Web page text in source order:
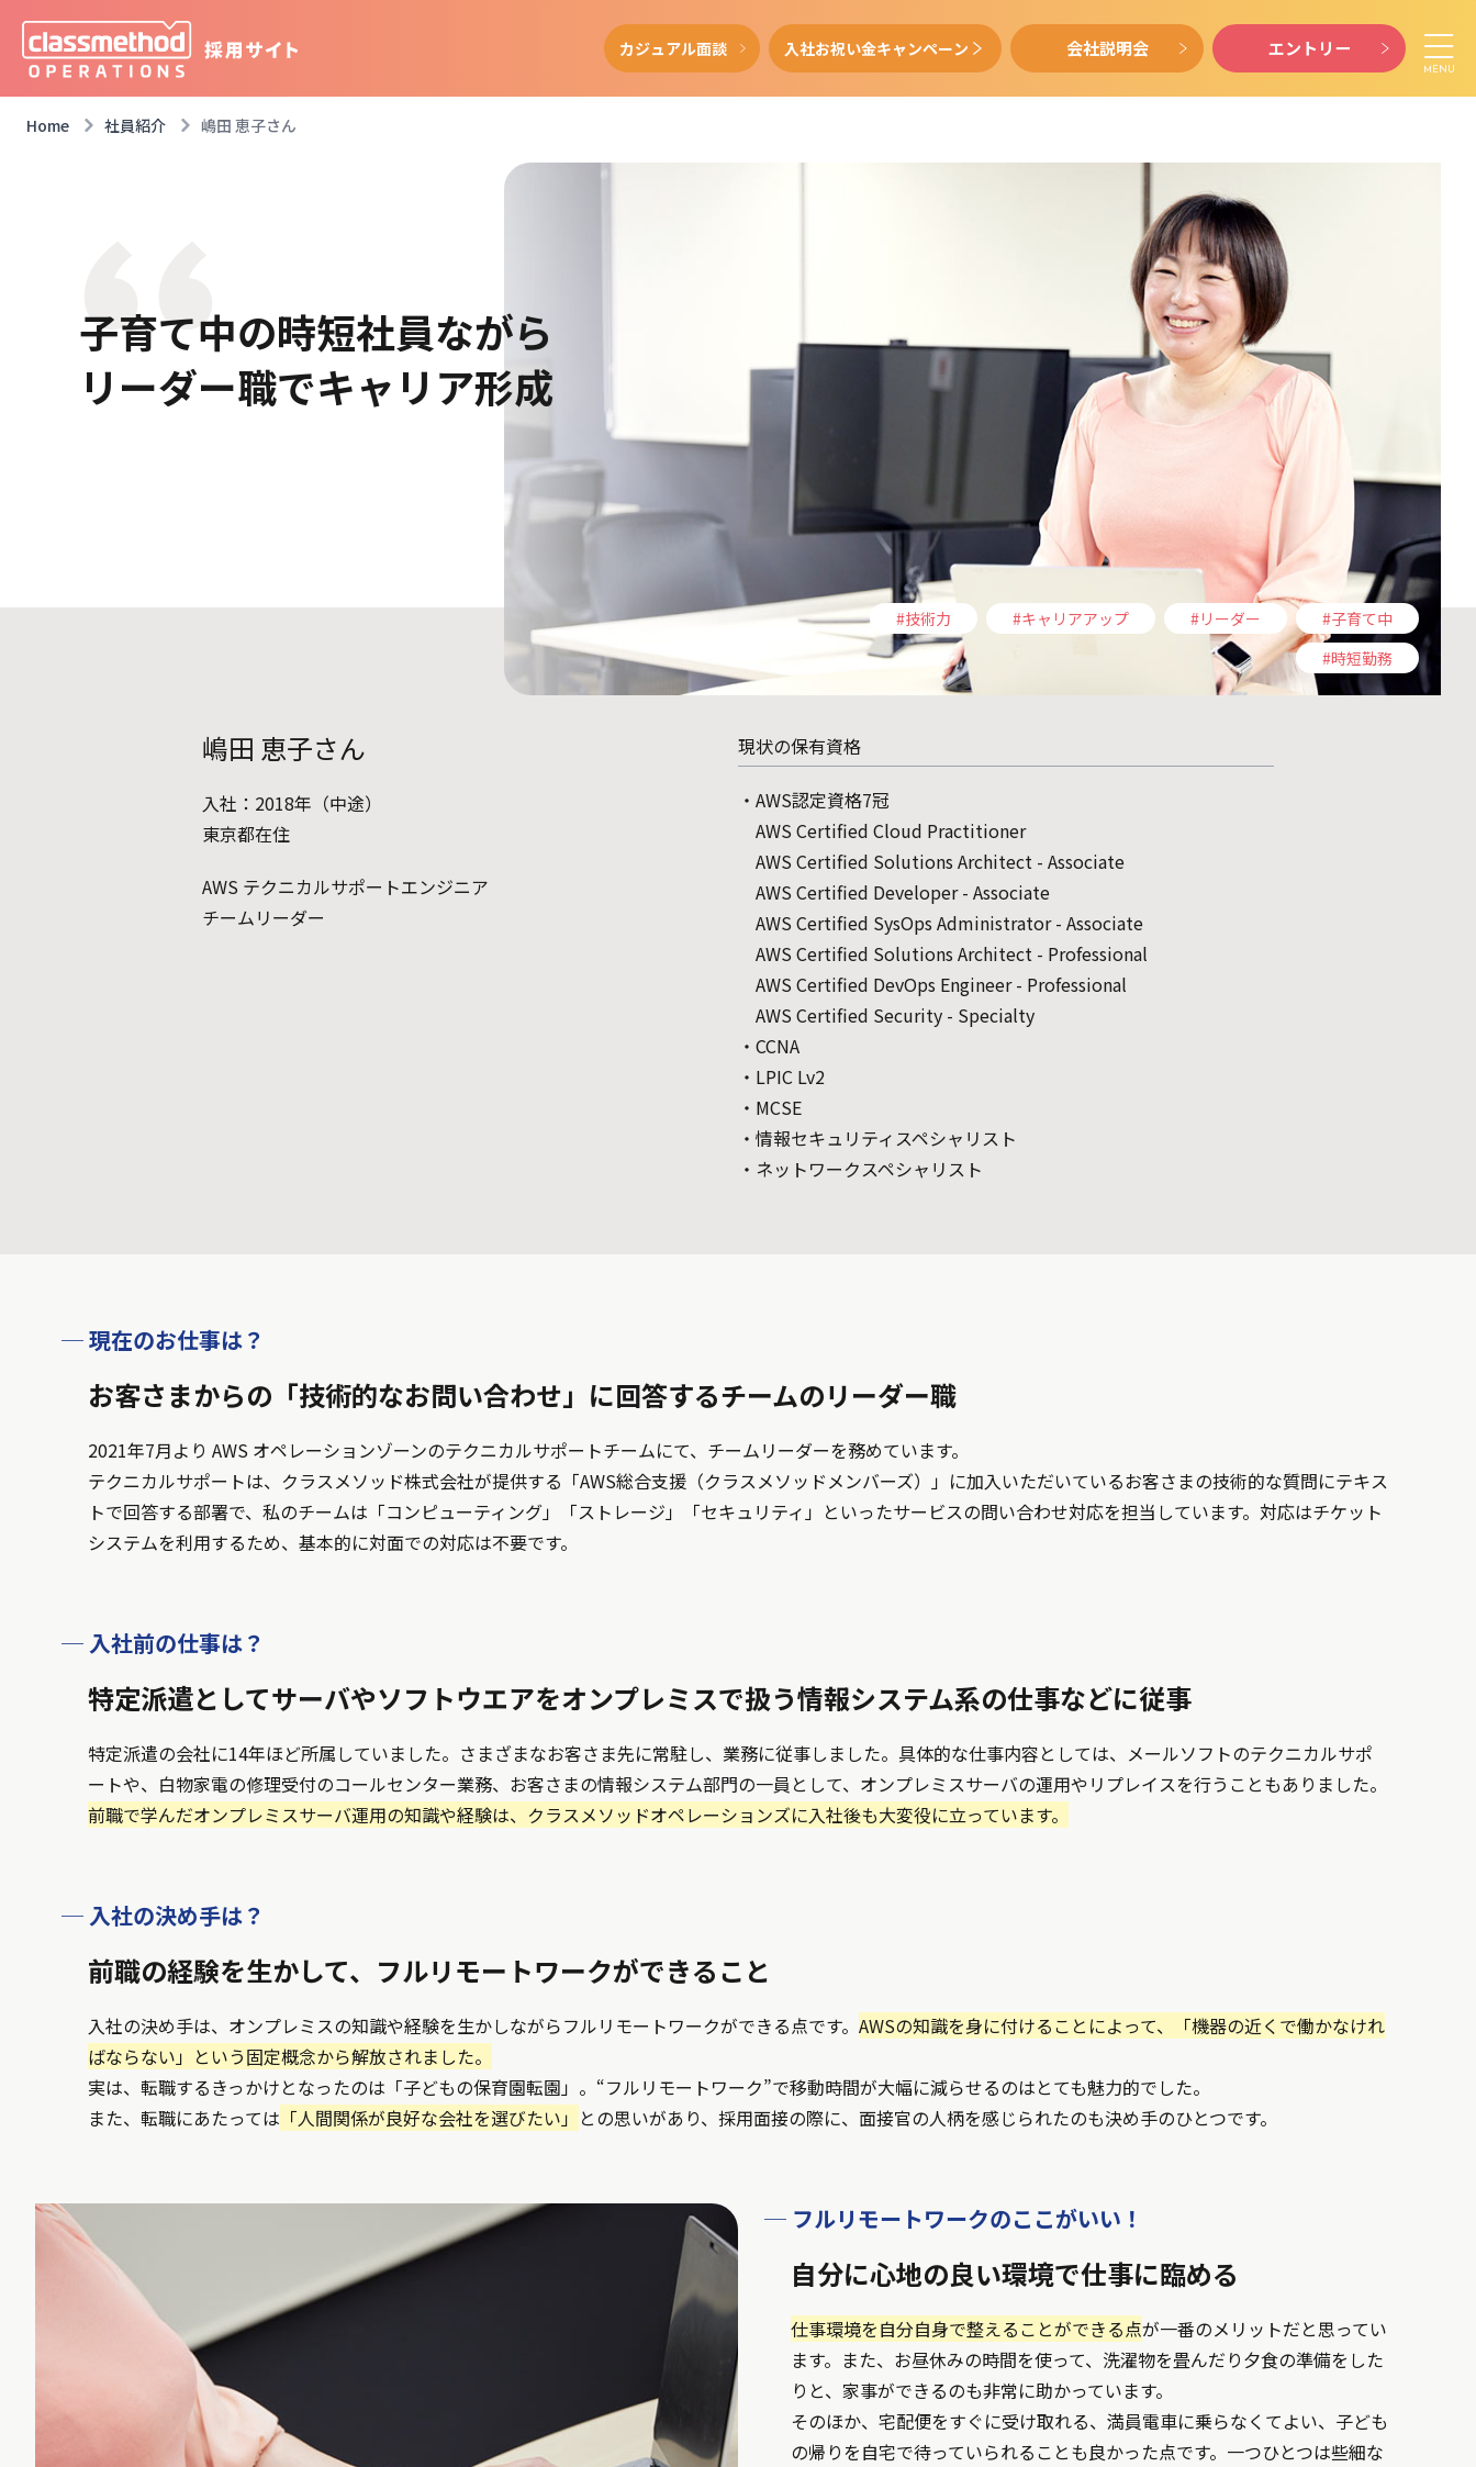
カジュアル面談 入社お祝い金キャンペーン 会社説明会 エントリー
Home 社員紹介 嶋田 恵子さん
子育て中の時短社員ながら
リーダー職でキャリア形成
#技術力 #キャリアアップ #リーダー
#子育て中
#時短勤務
嶋田 恵子さん
入社：2018年（中途）
東京都在住
AWS テクニカルサポートエンジニア
チームリーダー
現状の保有資格
・AWS認定資格7冠
AWS Certified Cloud Practitioner
AWS Certified Solutions Architect - Associate
AWS Certified Developer - Associate
AWS Certified SysOps Administrator - Associate
AWS Certified Solutions Architect - Professional
AWS Certified DevOps Engineer - Professional
AWS Certified Security - Specialty
・CCNA
・LPIC Lv2
・MCSE
・情報セキュリティスペシャリスト
・ネットワークスペシャリスト
─ 現在のお仕事は？
お客さまからの「技術的なお問い合わせ」に回答するチームのリーダー職
2021年7月より AWS オペレーションゾーンのテクニカルサポートチームにて、チームリーダーを務めています。
テクニカルサポートは、クラスメソッド株式会社が提供する「AWS総合支援（クラスメソッドメンバーズ）」に加入いただいているお客さまの技術的な質問にテキス
トで回答する部署で、私のチームは「コンピューティング」「ストレージ」「セキュリティ」といったサービスの問い合わせ対応を担当しています。対応はチケット
システムを利用するため、基本的に対面での対応は不要です。
─ 入社前の仕事は？
特定派遣としてサーバやソフトウエアをオンプレミスで扱う情報システム系の仕事などに従事
特定派遣の会社に14年ほど所属していました。さまざまなお客さま先に常駐し、業務に従事しました。具体的な仕事内容としては、メールソフトのテクニカルサポ
ートや、白物家電の修理受付のコールセンター業務、お客さまの情報システム部門の一員として、オンプレミスサーバの運用やリプレイスを行うこともありました。
前職で学んだオンプレミスサーバ運用の知識や経験は、クラスメソッドオペレーションズに入社後も大変役に立っています。
─ 入社の決め手は？
前職の経験を生かして、フルリモートワークができること
入社の決め手は、オンプレミスの知識や経験を生かしながらフルリモートワークができる点です。 AWSの知識を身に付けることによって、「機器の近くで働かなけれ
ばならない」という固定概念から解放されました。
実は、転職するきっかけとなったのは「子どもの保育園転園」。“フルリモートワーク”で移動時間が大幅に減らせるのはとても魅力的でした。
また、転職にあたっては 「人間関係が良好な会社を選びたい」 との思いがあり、採用面接の際に、面接官の人柄を感じられたのも決め手のひとつです。
─ フルリモートワークのここがいい！
自分に心地の良い環境で仕事に臨める
仕事環境を自分自身で整えることができる点が一番のメリットだと思ってい
ます。また、お昼休みの時間を使って、洗濯物を畳んだり夕食の準備をした
りと、家事ができるのも非常に助かっています。
そのほか、宅配便をすぐに受け取れる、満員電車に乗らなくてよい、子ども
の帰りを自宅で待っていられることも良かった点です。一つひとつは些細な